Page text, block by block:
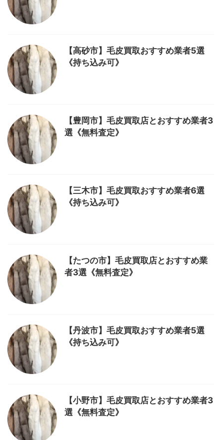
【高砂市】毛皮買取おすすめ業者5選
《持ち込み可》
【豊岡市】毛皮買取店とおすすめ業者3
選《無料査定》
【三木市】毛皮買取おすすめ業者6選
《持ち込み可》
【たつの市】毛皮買取店とおすすめ業
者3選《無料査定》
【丹波市】毛皮買取おすすめ業者5選
《持ち込み可》
【小野市】毛皮買取店とおすすめ業者3
選《無料査定》